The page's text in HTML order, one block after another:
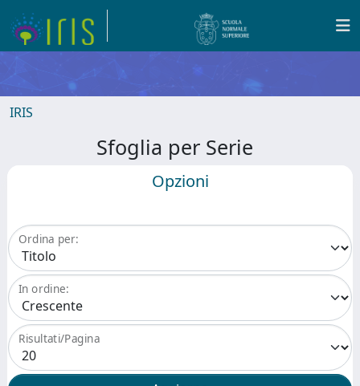
IRIS
Sfoglia per Serie
Opzioni
Ordina per:
In ordine:
Risultati/Pagina